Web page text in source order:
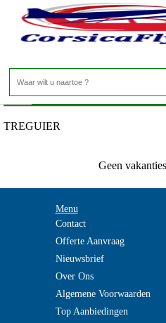
Frankrijk -
Home>
TREGUIER
Geen
Menu
Contact
Offerte Aanvraag
Nieuwsbrief
Over Ons
Algemene Voorwaarden
Top Aanbiedingen